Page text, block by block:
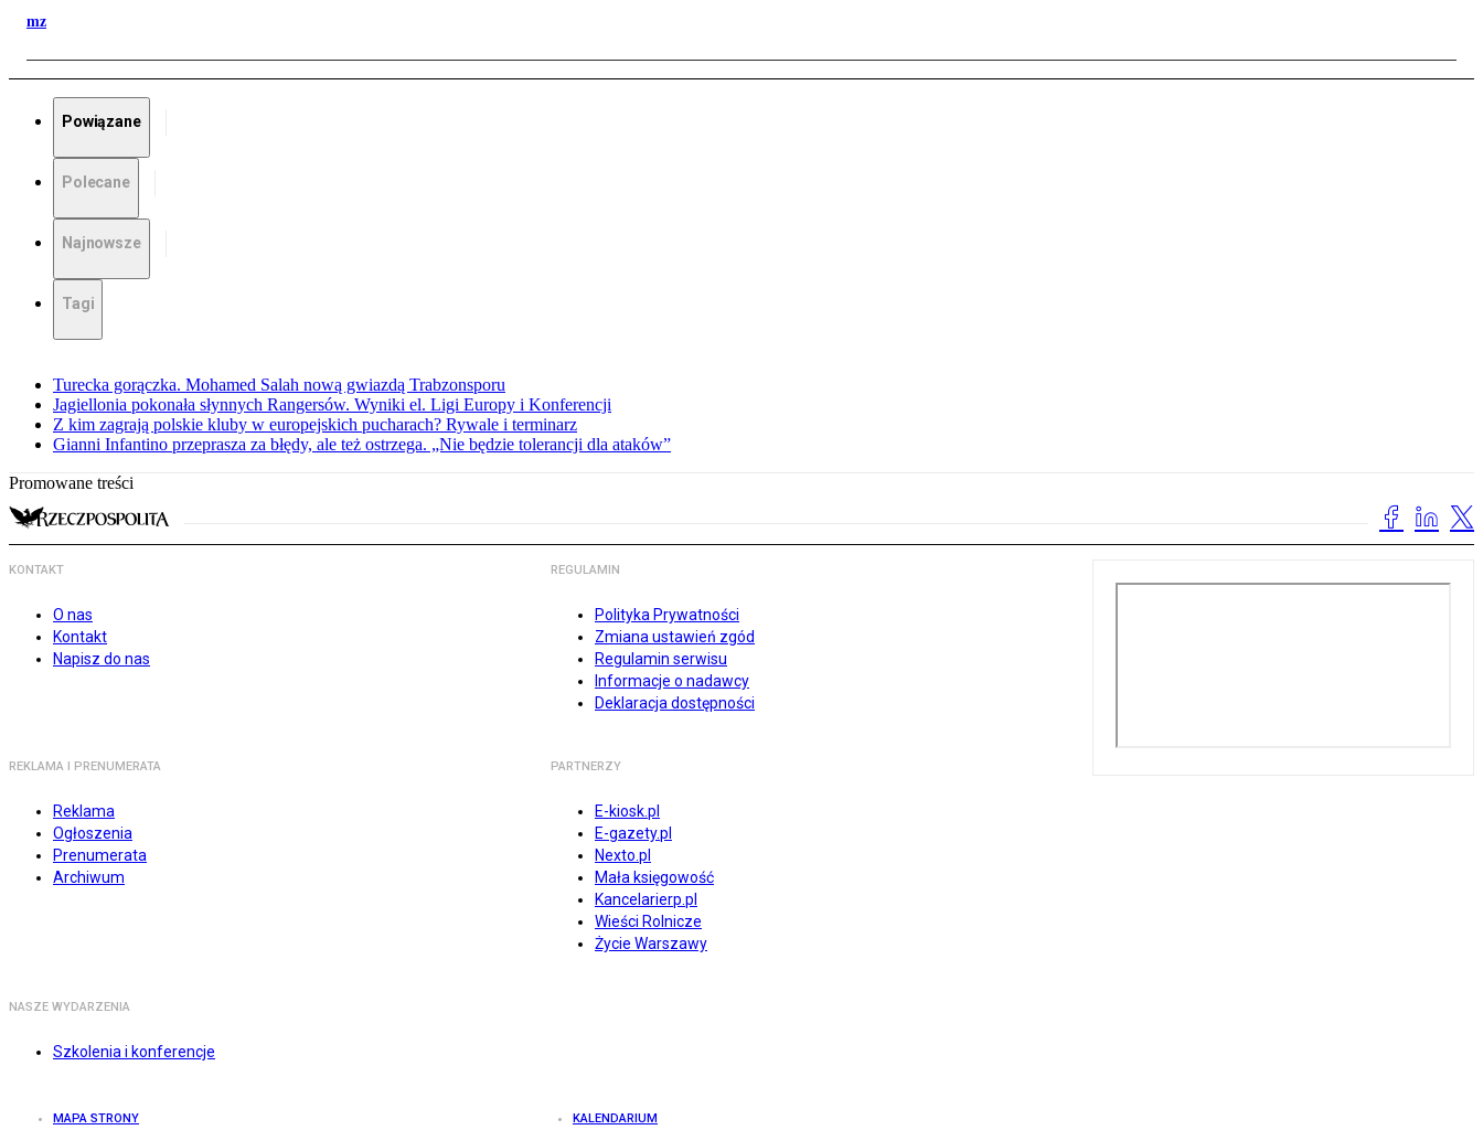
mz
Powiązane
Polecane
Najnowsze
Tagi
Turecka gorączka. Mohamed Salah nową gwiazdą Trabzonsporu
Jagiellonia pokonała słynnych Rangersów. Wyniki el. Ligi Europy i Konferencji
Z kim zagrają polskie kluby w europejskich pucharach? Rywale i terminarz
Gianni Infantino przeprasza za błędy, ale też ostrzega. „Nie będzie tolerancji dla ataków”
Promowane treści
KONTAKT
O nas
Kontakt
Napisz do nas
REGULAMIN
Polityka Prywatności
Zmiana ustawień zgód
Regulamin serwisu
Informacje o nadawcy
Deklaracja dostępności
REKLAMA I PRENUMERATA
Reklama
Ogłoszenia
Prenumerata
Archiwum
PARTNERZY
E-kiosk.pl
E-gazety.pl
Nexto.pl
Mała księgowość
Kancelarierp.pl
Wieści Rolnicze
Życie Warszawy
NASZE WYDARZENIA
Szkolenia i konferencje
MAPA STRONY KALENDARIUM